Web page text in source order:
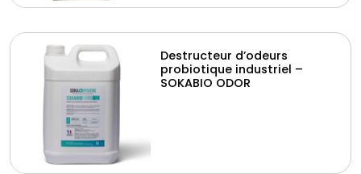
Destructeur d’odeurs
probiotique industriel –
SOKABIO ODOR